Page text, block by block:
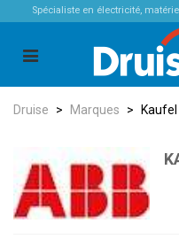
Spécialiste en électricité,
Druise > Marques > Kaufel